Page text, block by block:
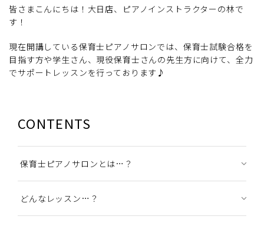
皆さまこんにちは！大日店、ピアノインストラクターの林で
す！
現在開講している保育士ピアノサロンでは、保育士試験合格を
目指す方や学生さん、現役保育士さんの先生方に向けて、全力
でサポートレッスンを行っております♪
CONTENTS
保育士ピアノサロンとは…？
どんなレッスン…？